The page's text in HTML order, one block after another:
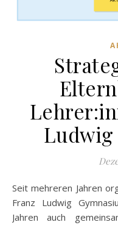
Ludwig
Seit mehreren Jahren organisiert sich der Elternbeirat des
Franz Ludwig
Jahren auch